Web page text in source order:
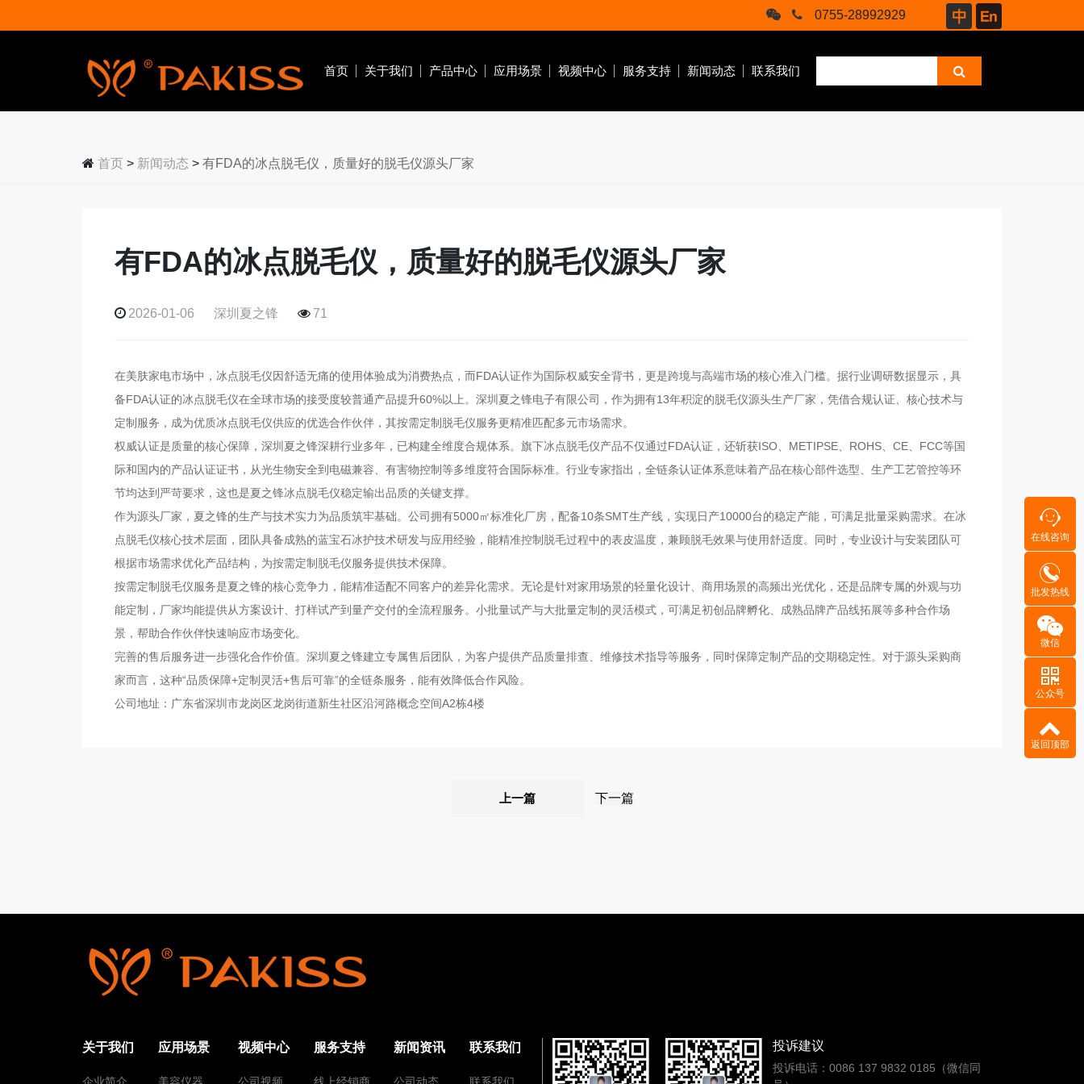
0755-28992929
首页 关于我们 产品中心 应用场景
美容仪器 红光理疗仪 脱毛仪器 红光面罩 红光按摩仪
视频中心 服务支持 新闻动态 联系我们
首页 > 新闻动态 > 有FDA的冰点脱毛仪，质量好的脱毛仪源头厂家
有FDA的冰点脱毛仪，质量好的脱毛仪源头厂家
2026-01-06 深圳夏之锋 71
在美肤家电市场中，冰点脱毛仪因舒适无痛的使用体验成为消费热点，而FDA认证作为国际权威安全背书，更是跨境与高端市场的核心准入门槛。据行业调研数据显示，具
备FDA认证的冰点脱毛仪在全球市场的接受度较普通产品提升60%以上。深圳夏之锋电子有限公司，作为拥有13年积淀的脱毛仪源头生产厂家，凭借合规认证、核心技术与
定制服务，成为优质冰点脱毛仪供应的优选合作伙伴，其按需定制脱毛仪服务更精准匹配多元市场需求。
权威认证是质量的核心保障，深圳夏之锋深耕行业多年，已构建全维度合规体系。旗下冰点脱毛仪产品不仅通过FDA认证，还斩获ISO、METIPSE、ROHS、CE、FCC等国
际和国内的产品认证证书，从光生物安全到电磁兼容、有害物控制等多维度符合国际标准。行业专家指出，全链条认证体系意味着产品在核心部件选型、生产工艺管控等环
节均达到严苛要求，这也是夏之锋冰点脱毛仪稳定输出品质的关键支撑。
作为源头厂家，夏之锋的生产与技术实力为品质筑牢基础。公司拥有5000㎡标准化厂房，配备10条SMT生产线，实现日产10000台的稳定产能，可满足批量采购需求。在冰
点脱毛仪核心技术层面，团队具备成熟的蓝宝石冰护技术研发与应用经验，能精准控制脱毛过程中的表皮温度，兼顾脱毛效果与使用舒适度。同时，专业设计与安装团队可
根据市场需求优化产品结构，为按需定制脱毛仪服务提供技术保障。
按需定制脱毛仪服务是夏之锋的核心竞争力，能精准适配不同客户的差异化需求。无论是针对家用场景的轻量化设计、商用场景的高频出光优化，还是品牌专属的外观与功
能定制，厂家均能提供从方案设计、打样试产到量产交付的全流程服务。小批量试产与大批量定制的灵活模式，可满足初创品牌孵化、成熟品牌产品线拓展等多种合作场
景，帮助合作伙伴快速响应市场变化。
完善的售后服务进一步强化合作价值。深圳夏之锋建立专属售后团队，为客户提供产品质量排查、维修技术指导等服务，同时保障定制产品的交期稳定性。对于源头采购商
家而言，这种“品质保障+定制灵活+售后可靠”的全链条服务，能有效降低合作风险。
公司地址：广东省深圳市龙岗区龙岗街道新生社区沿河路概念空间A2栋4楼
上一篇 下一篇
关于我们 应用场景 视频中心 服务支持 新闻资讯 联系我们 投诉建议
投诉电话：0086 137 9832 0185（微信同
在线咨询
批发热线
微信
公众号
返回顶部